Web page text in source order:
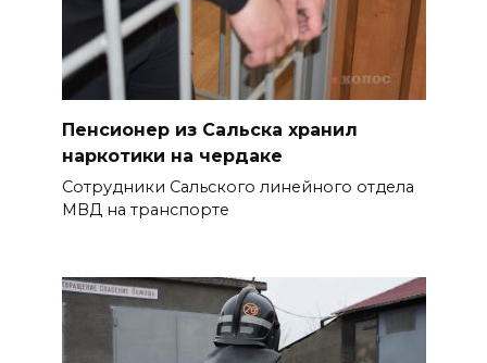
уничтожены 397 украинских
беспилотников
08 августа 2026 09:19
Более 30 БПЛА сбили ночью в
пяти районах Ростовской
области
Пенсионер из Сальска хранил
наркотики на чердаке
Сотрудники Сальского линейного отдела
МВД на транспорте